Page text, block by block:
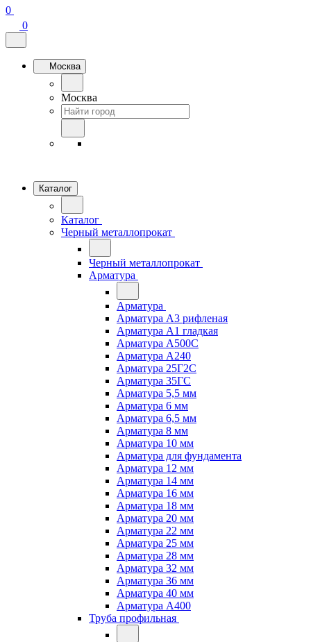
0
0
Москва
Москва
Каталог
Каталог
Черный металлопрокат
Черный металлопрокат
Арматура
Арматура
Арматура А3 рифленая
Арматура А1 гладкая
Арматура А500С
Арматура А240
Арматура 25Г2С
Арматура 35ГС
Арматура 5,5 мм
Арматура 6 мм
Арматура 6,5 мм
Арматура 8 мм
Арматура 10 мм
Арматура для фундамента
Арматура 12 мм
Арматура 14 мм
Арматура 16 мм
Арматура 18 мм
Арматура 20 мм
Арматура 22 мм
Арматура 25 мм
Арматура 28 мм
Арматура 32 мм
Арматура 36 мм
Арматура 40 мм
Арматура А400
Труба профильная